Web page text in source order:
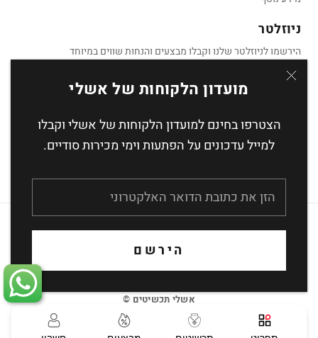
מועדון הלקוחות של אשלי
הצטרפו בחינם למועדון הלקוחות של אשלי וקבלו
למייל עדכונים על הפתעות וימי מכירות סודיים.
הירשם
ניוזלטר
הירשמו לניוזלטר שלנו וקבלו מבצעים והנחות שווים במיוחד
הצטרף
העסקה מאובטחת באמצעות הצפנת SSL
אשלי תכשיטים ©